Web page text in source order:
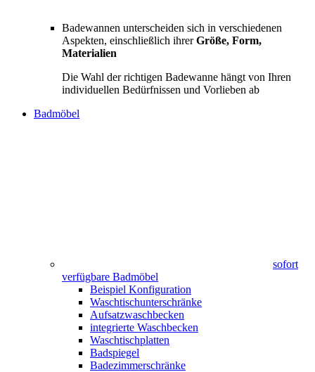
Badewannen unterscheiden sich in verschiedenen
Aspekten, einschließlich ihrerGröße, Form,
Materialien
Die Wahl der richtigen Badewanne hängt von Ihren
individuellen Bedürfnissen und Vorlieben ab
Badmöbel
sofort
verfügbare Badmöbel
Beispiel Konfiguration
Waschtischunterschränke
Aufsatzwaschbecken
integrierte Waschbecken
Waschtischplatten
Badspiegel
Badezimmerschränke